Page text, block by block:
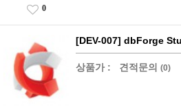
0
[DEV-007] dbForge
상품가 : 견적문의 (0)